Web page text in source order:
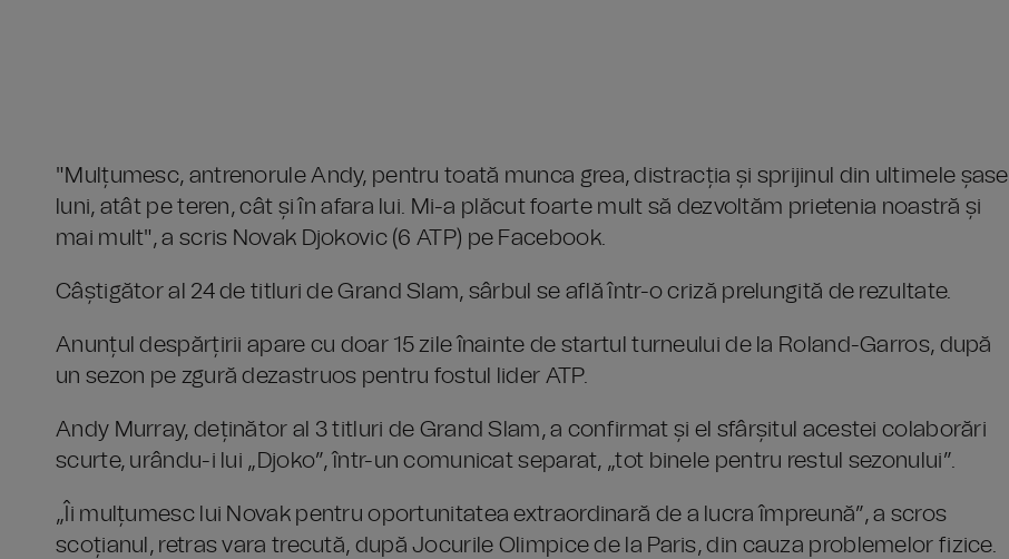
"Mulțumesc, antrenorule Andy, pentru toată munca grea, distracția și sprijinul din ultimele șase
luni, atât pe teren, cât și în afara lui. Mi-a plăcut foarte mult să dezvoltăm prietenia noastră și
mai mult", a scris Novak Djokovic (6 ATP) pe Facebook.
Câștigător al 24 de titluri de Grand Slam, sârbul se află într-o criză prelungită de rezultate.
Anunțul despărțirii apare cu doar 15 zile înainte de startul turneului de la Roland-Garros, după
un sezon pe zgură dezastruos pentru fostul lider ATP.
Andy Murray, deținător al 3 titluri de Grand Slam, a confirmat și el sfârșitul acestei colaborări
scurte, urându-i lui „Djoko”, într-un comunicat separat, „tot binele pentru restul sezonului”.
„Îi mulțumesc lui Novak pentru oportunitatea extraordinară de a lucra împreună”, a scros
scoțianul, retras vara trecută, după Jocurile Olimpice de la Paris, din cauza problemelor fizice.